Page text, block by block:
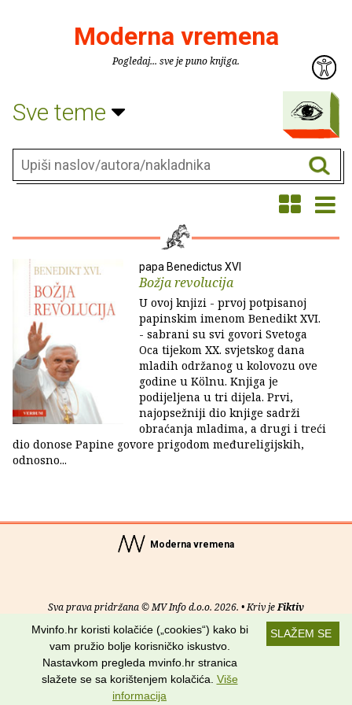
Moderna vremena
Pogledaj... sve je puno knjiga.
Sve teme
papa Benedictus XVI
Božja revolucija
U ovoj knjizi - prvoj potpisanoj
papinskim imenom Benedikt XVI.
- sabrani su svi govori Svetoga
Oca tijekom XX. svjetskog dana
mladih održanog u kolovozu ove
godine u Kölnu. Knjiga je
podijeljena u tri dijela. Prvi,
najopsežniji dio knjige sadrži
obraćanja mladima, a drugi i treći
dio donose Papine govore prigodom međureligijskih,
odnosno...
Moderna vremena
Sva prava pridržana © MV Info d.o.o. 2026. • Kriv jeFiktiv
Uvjeti korištenja RSS kanali
Potraži nas na:
SLAŽEM SE
Mvinfo.hr koristi kolačiće („cookies“) kako bi
vam pružio bolje korisničko iskustvo.
Nastavkom pregleda mvinfo.hr stranica
slažete se sa korištenjem kolačića. Više
informacija